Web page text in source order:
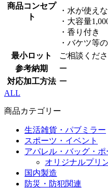
商品コンセプ
ト
・水が使え
・大容量
・香り付き
・バケツ等
最小ロット
ご相談くださ
参考納期
ー
対応加工方法 ー
ALL
商品カテゴリー
生活雑貨・パブミラー
スポーツ・イベント
アパレル・バッグ・ポ
オリジナルプリ
国内製造
防災・防犯関連